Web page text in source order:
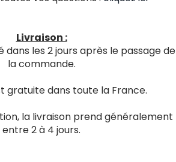
Livraison :
dans les 2 jours après le passage de
la commande.
gratuite dans toute la France.
la livraison prend généralement
entre 2 à 4 jours.